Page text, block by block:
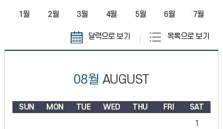
1월 2월 3월 4월 5월 6월 7월
달력으로 보기 목록으로 보기
08월 AUGUST
SUN MON TUE WED THU FRI
SAT
1